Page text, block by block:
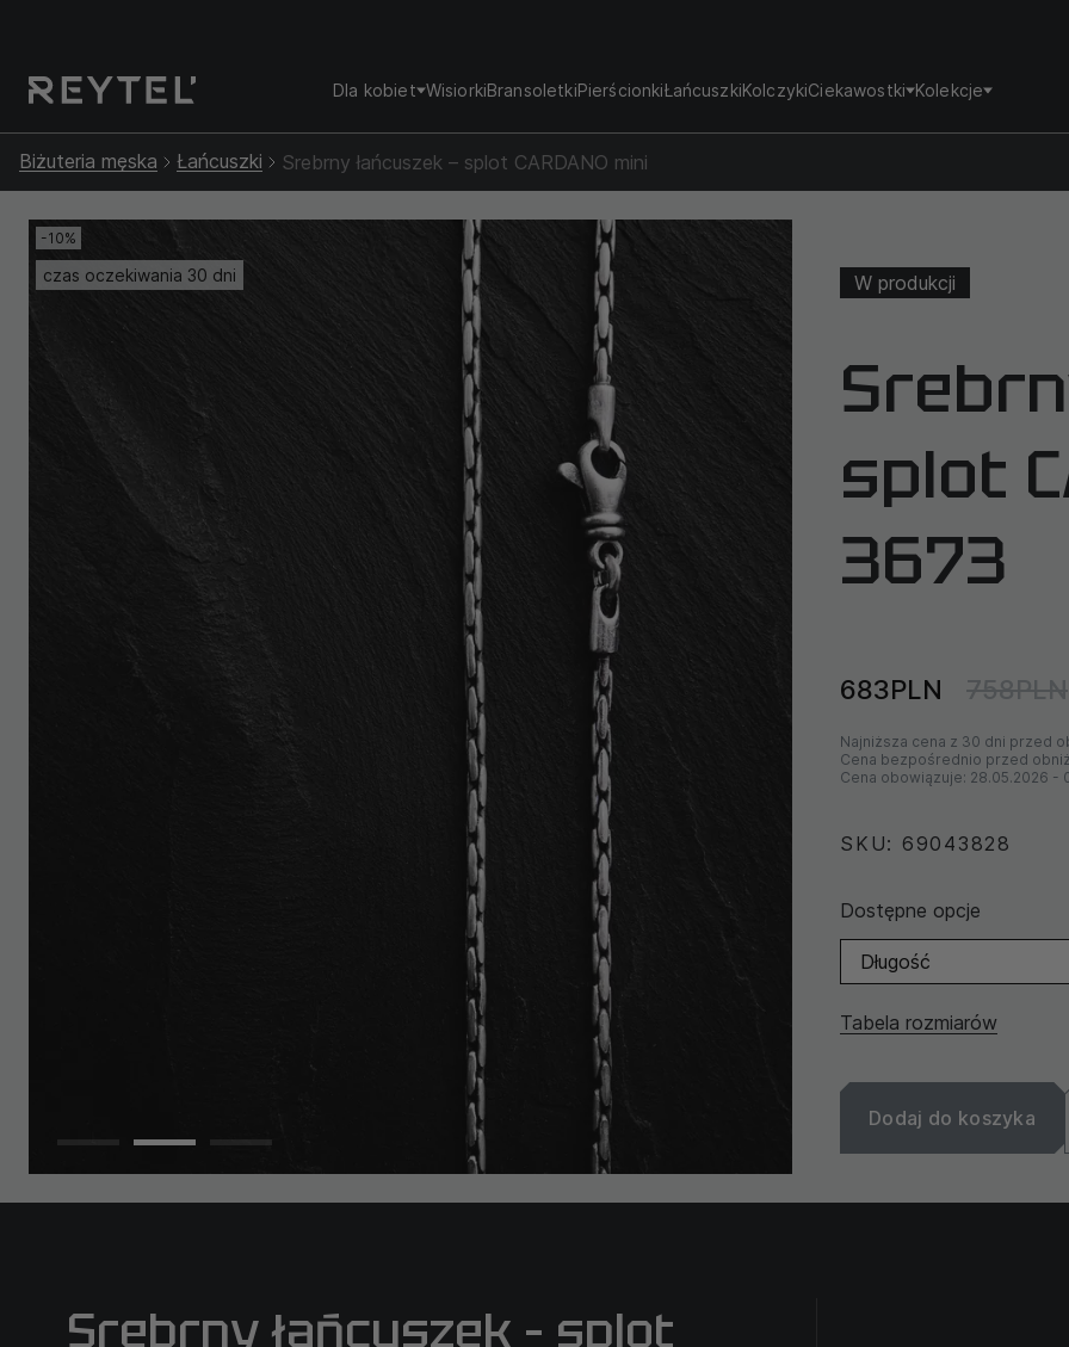
Dla kobiet WisiorkiBransoletkiPierścionkiŁańcuszkiKolczykiCiekawostki Kolekcje
Biżuteria męska Łańcuszki Srebrny łańcuszek – splot CARDANO mini
-10%
czas oczekiwania 30 dni W produkcji
splot
3673
683PLN 758PLN
Najniższa cena z 30 dni przed
Cena bezpośrednio przed
Cena obowiązuje: 28.05.2026 -
SKU: 69043828
Dostępne opcje
Długość
Tabela rozmiarów
Dodaj do koszyka
Srebrny łańcuszek – splot